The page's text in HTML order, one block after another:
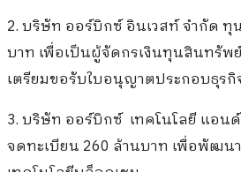
2. บริษัท ออร์บิกซ์ อินเวสท์ จำกัด ทุ
บาท เพื่อเป็นผู้จัดกรเงินทุนสินทรัพ
เตรียมขอรับใบอนุญาตประกอบธุรกิ
3. บริษัท ออร์บิกซ์ เทคโนโลยี แอน
จดทะเบียน 260 ล้านบาท เพื่อพัฒน